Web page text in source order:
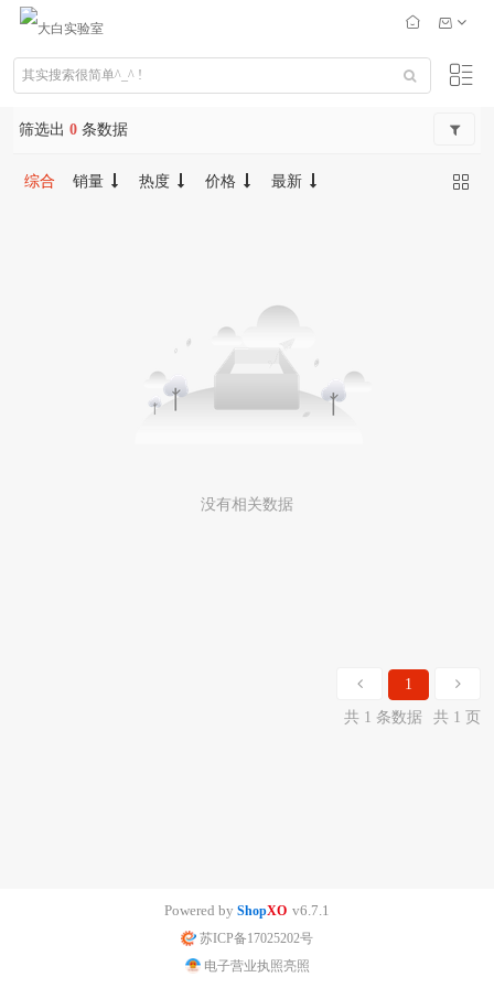
筛选出 0 条数据
综合 销量 热度 价格 最新
没有相关数据
1
共 1 条数据
共 1 页
Powered by ShopXO v6.7.1
苏ICP备17025202号
电子营业执照亮照